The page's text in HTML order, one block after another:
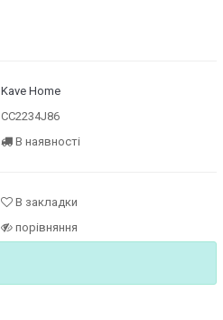
Kave Home
CC2234J86
В наявності
В закладки
порівняння